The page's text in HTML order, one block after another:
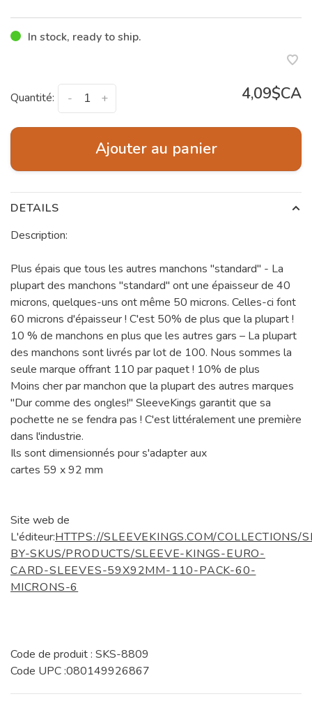
In stock, ready to ship.
Quantité: +
- 4,09$CA
Ajouter au panier
DETAILS
Description:
Plus épais que tous les autres manchons "standard" - La
plupart des manchons "standard" ont une épaisseur de 40
microns, quelques-uns ont même 50 microns. Celles-ci font
60 microns d'épaisseur ! C'est 50% de plus que la plupart !
10 % de manchons en plus que les autres gars – La plupart
des manchons sont livrés par lot de 100. Nous sommes la
seule marque offrant 110 par paquet ! 10% de plus
Moins cher par manchon que la plupart des autres marques
"Dur comme des ongles!" SleeveKings garantit que sa
pochette ne se fendra pas ! C'est littéralement une première
dans l'industrie.
Ils sont dimensionnés pour s'adapter aux
cartes 59 x 92 mm
Site web de
L'éditeur:HTTPS://SLEEVEKINGS.COM/COLLECTIONS/
BY-SKUS/PRODUCTS/SLEEVE-KINGS-EURO-
CARD-SLEEVES-59X92MM-110-PACK-60-
MICRONS-6
Code de produit : SKS-8809
Code UPC :080149926867